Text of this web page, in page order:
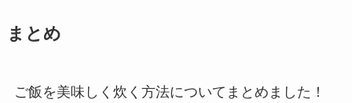
まとめ
ご飯を美味しく炊く方法についてまとめました！